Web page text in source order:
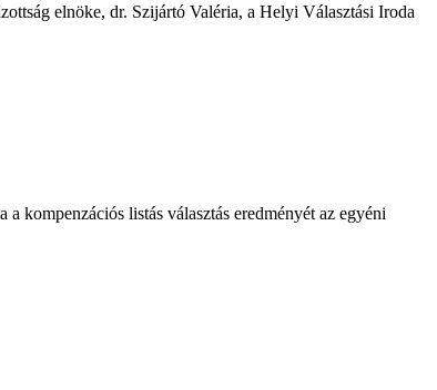
elnöke, dr. Szijártó Valéria, a Helyi Választási Iroda
kompenzációs listás választás eredményét az egyéni